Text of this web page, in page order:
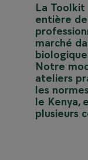
La
entière
marché
Notre
ateliers
les
le Kenya,